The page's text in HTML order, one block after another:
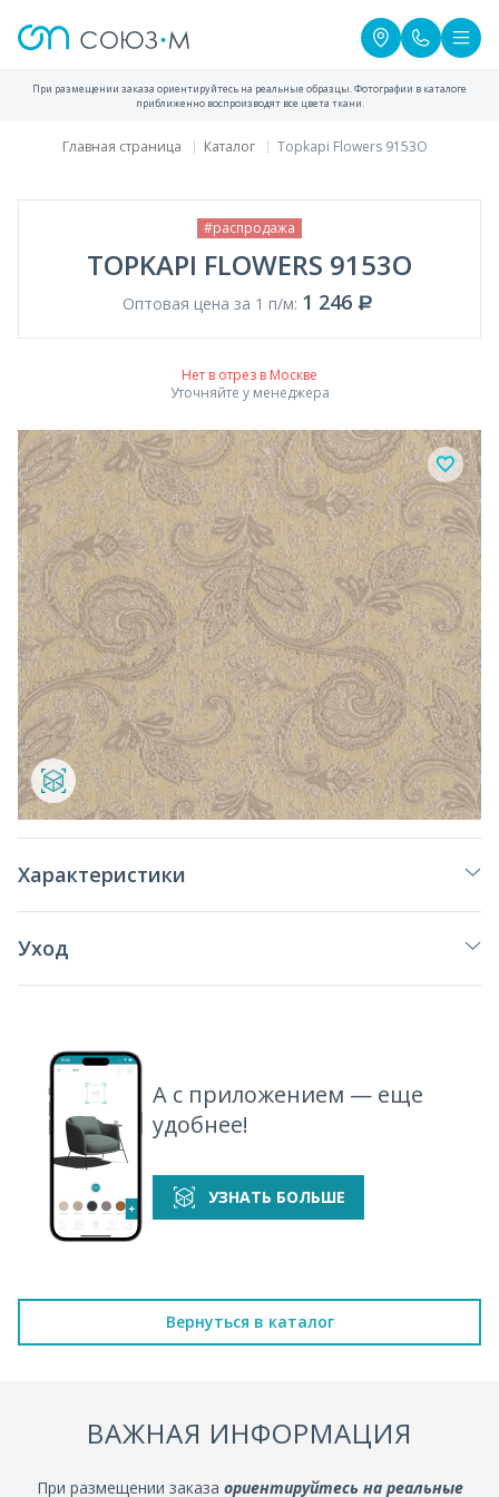
При размещении заказа ориентируйтесь на реальные образцы. Фотографии в каталоге
приближенно воспроизводят все цвета ткани.
Главная страница Каталог Topkapi Flowers 9153O
#распродажа
TOPKAPI FLOWERS 9153O
Оптовая цена за 1 п/м: 1 246
Нет в отрез в Москве
Уточняйте у менеджера
Характеристики
Уход
А с приложением — еще
удобнее!
УЗНАТЬ БОЛЬШЕ
Вернуться в каталог
ВАЖНАЯ ИНФОРМАЦИЯ
При размещении заказа ориентируйтесь на реальные